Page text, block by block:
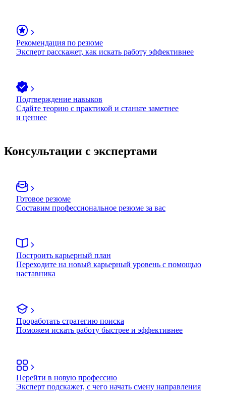
Рекомендация по резюме
Эксперт расскажет, как искать работу эффективнее
Подтверждение навыков
Сдайте теорию с практикой и станьте заметнее
и ценнее
Консультации с экспертами
Готовое резюме
Составим профессиональное резюме за вас
Построить карьерный план
Переходите на новый карьерный уровень с помощью
наставника
Проработать стратегию поиска
Поможем искать работу быстрее и эффективнее
Перейти в новую профессию
Эксперт подскажет, с чего начать смену направления